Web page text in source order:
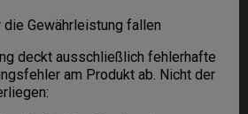
Gewährleistung fallen
deckt ausschließlich fehlerhafte
am Produkt ab. Nicht der